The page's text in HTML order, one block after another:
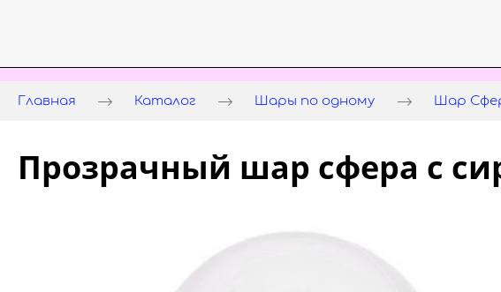
Главная Каталог Шары по одному Шар
Прозрачный шар сфера с